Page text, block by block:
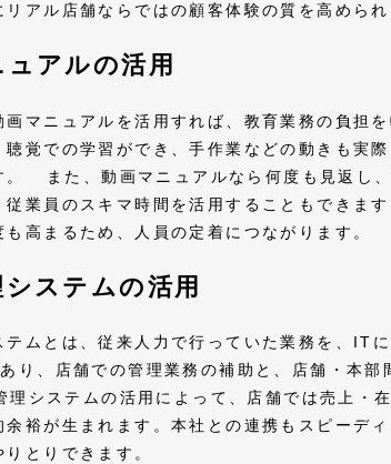
リアル店舗ならではの顧客体験の質を高めら
アルの活用
画マニュアルを活用すれば、教育業務の負担
聴覚での学習ができ、手作業などの動きも実
。 また、動画マニュアルなら何度も見返し
従業員のスキマ時間を活用することもできま
も高まるため、人員の定着につながります。
ステムの活用
テムとは、従来人力で行っていた業務を、IT
り、店舗での管理業務の補助と、店舗・本部
システムの活用によって、店舗では売上・
余裕が生まれます。本社との連携もスピーデ
りとりできます。